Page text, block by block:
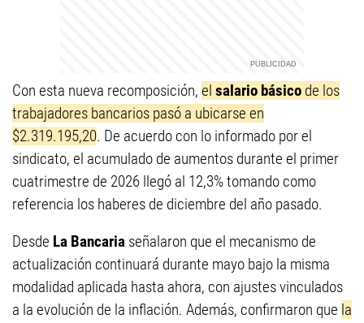
Con esta nueva recomposición, el salario básico de los
trabajadores bancarios pasó a ubicarse en
$2.319.195,20. De acuerdo con lo informado por el
sindicato, el acumulado de aumentos durante el primer
cuatrimestre de 2026 llegó al 12,3% tomando como
referencia los haberes de diciembre del año pasado.
Desde La Bancaria señalaron que el mecanismo de
actualización continuará durante mayo bajo la misma
modalidad aplicada hasta ahora, con ajustes vinculados
a la evolución de la inflación. Además, confirmaron que la